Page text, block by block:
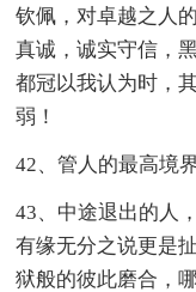
钦佩，对卓越之人
真诚，诚实守信，
都冠以我认为时，
弱！
42、管人的最高境
43、中途退出的人
有缘无分之说更是
狱般的彼此磨合，